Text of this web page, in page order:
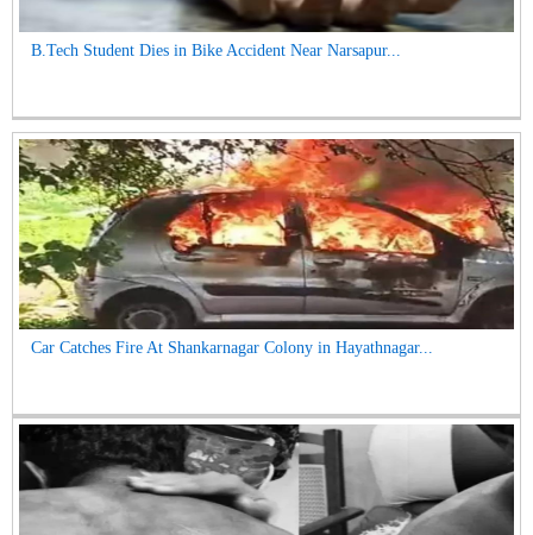
B.Tech Student Dies in Bike Accident Near Narsapur...
Car Catches Fire At Shankarnagar Colony in Hayathnagar...